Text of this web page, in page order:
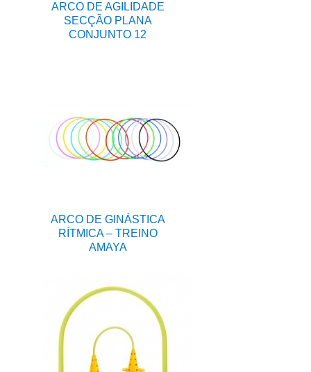
ARCO DE AGILIDADE
SECÇÃO PLANA
CONJUNTO 12
ARCO DE GINÁSTICA
RÍTMICA – TREINO
AMAYA